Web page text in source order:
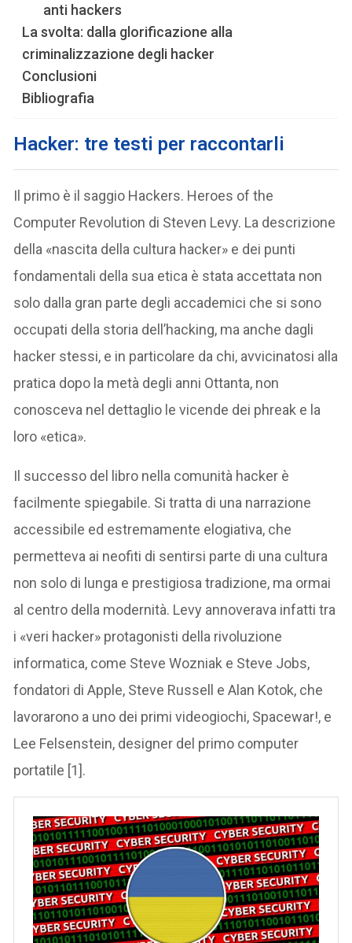
anti hackers
La svolta: dalla glorificazione alla
criminalizzazione degli hacker
Conclusioni
Bibliografia
Hacker: tre testi per raccontarli
Il primo è il saggio Hackers. Heroes of the
Computer Revolution di Steven Levy. La descrizione
della «nascita della cultura hacker» e dei punti
fondamentali della sua etica è stata accettata non
solo dalla gran parte degli accademici che si sono
occupati della storia dell’hacking, ma anche dagli
hacker stessi, e in particolare da chi, avvicinatosi alla
pratica dopo la metà degli anni Ottanta, non
conosceva nel dettaglio le vicende dei phreak e la
loro «etica».
Il successo del libro nella comunità hacker è
facilmente spiegabile. Si tratta di una narrazione
accessibile ed estremamente elogiativa, che
permetteva ai neofiti di sentirsi parte di una cultura
non solo di lunga e prestigiosa tradizione, ma ormai
al centro della modernità. Levy annoverava infatti tra
i «veri hacker» protagonisti della rivoluzione
informatica, come Steve Wozniak e Steve Jobs,
fondatori di Apple, Steve Russell e Alan Kotok, che
lavorarono a uno dei primi videogiochi, Spacewar!, e
Lee Felsenstein, designer del primo computer
portatile [1].